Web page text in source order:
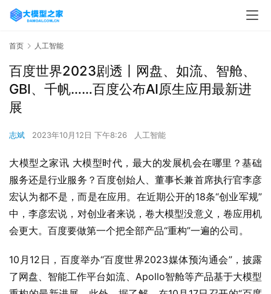
首页 人工智能
百度世界2023剧透丨网盘、如流、智舱、
GBI、千帆……百度公布AI原生应用最新进
展
志斌 2023年10月12日 下午8:26 人工智能
大模型之家讯 大模型时代，最大的发展机会在哪里？基础
服务还是行业服务？百度创始人、董事长兼首席执行官李彦
宏认为都不是，而是在应用。在近期公开的18条“创业军规”
中，李彦宏说，对创业者来说，卷大模型没意义，卷应用机
会更大。百度要做第一个把全部产品“重构”一遍的公司。
10月12日，百度举办“百度世界2023媒体预沟通会”，披露
了网盘、智能工作平台如流、Apollo智舱等产品基于大模型